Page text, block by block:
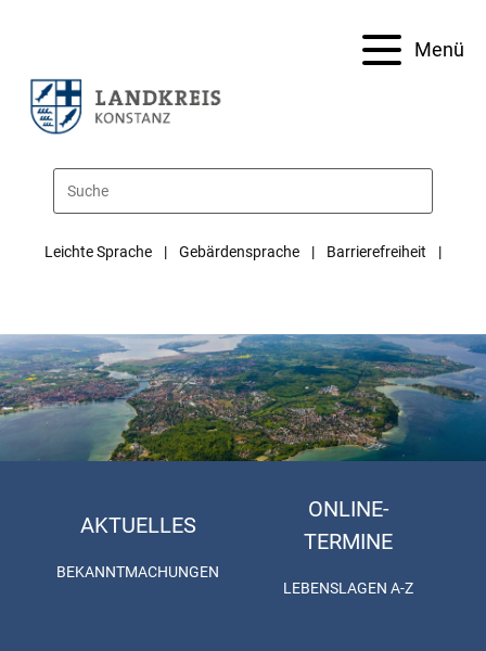
Menü
Leichte Sprache Gebärdensprache Barrierefreiheit
AKTUELLES
BEKANNTMACHUNGEN
ONLINE-
TERMINE
LEBENSLAGEN A-Z